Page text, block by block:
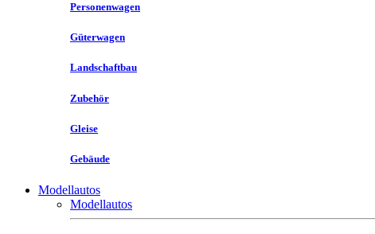
Personenwagen
Güterwagen
Landschaftbau
Zubehör
Gleise
Gebäude
Modellautos
Modellautos